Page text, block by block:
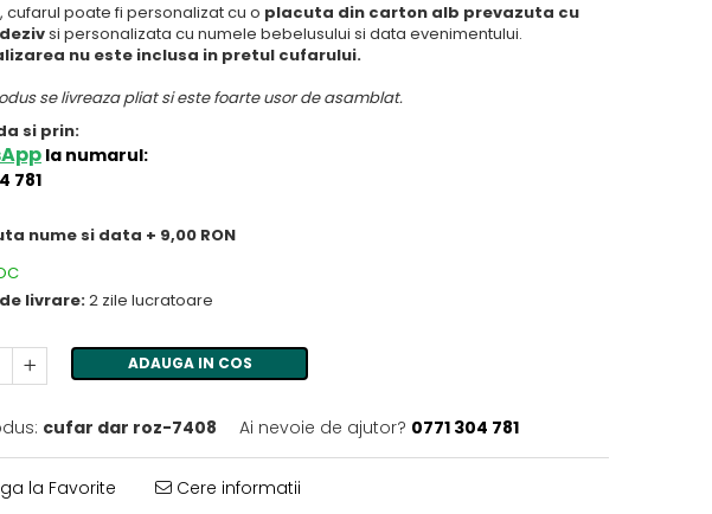
cufarul poate fi personalizat cu o placuta din carton alb prevazuta cu
si personalizata cu numele bebelusului si data evenimentului.
nu este inclusa in pretul cufarului.
se livreaza pliat si este foarte usor de asamblat.
si prin:
la numarul:
781
nume si data + 9,00 RON
livrare:2 zile lucratoare
ADAUGA IN COS
cufar dar roz-7408 Ai nevoie de ajutor? 0771 304 781
la Favorite Cere informatii